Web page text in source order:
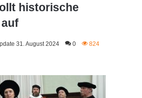
historische
31. August 2024 0 824